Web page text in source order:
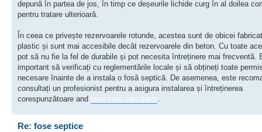
depună în partea de jos, în timp ce deșeurile lichide curg în al doilea
pentru tratare ulterioară.
În ceea ce privește rezervoarele rotunde, acestea sunt de obicei
plastic și sunt mai accesibile decât rezervoarele din beton. Cu toate
pot să nu fie la fel de durabile și pot necesita întreținere mai frecventă.
important să verificați cu reglementările locale și să obțineți toate
necesare înainte de a instala o fosă septică. De asemenea, este
consultați un profesionist pentru a asigura instalarea și întreținerea
corespunzătoare and time card calculator.
Re: fose septice